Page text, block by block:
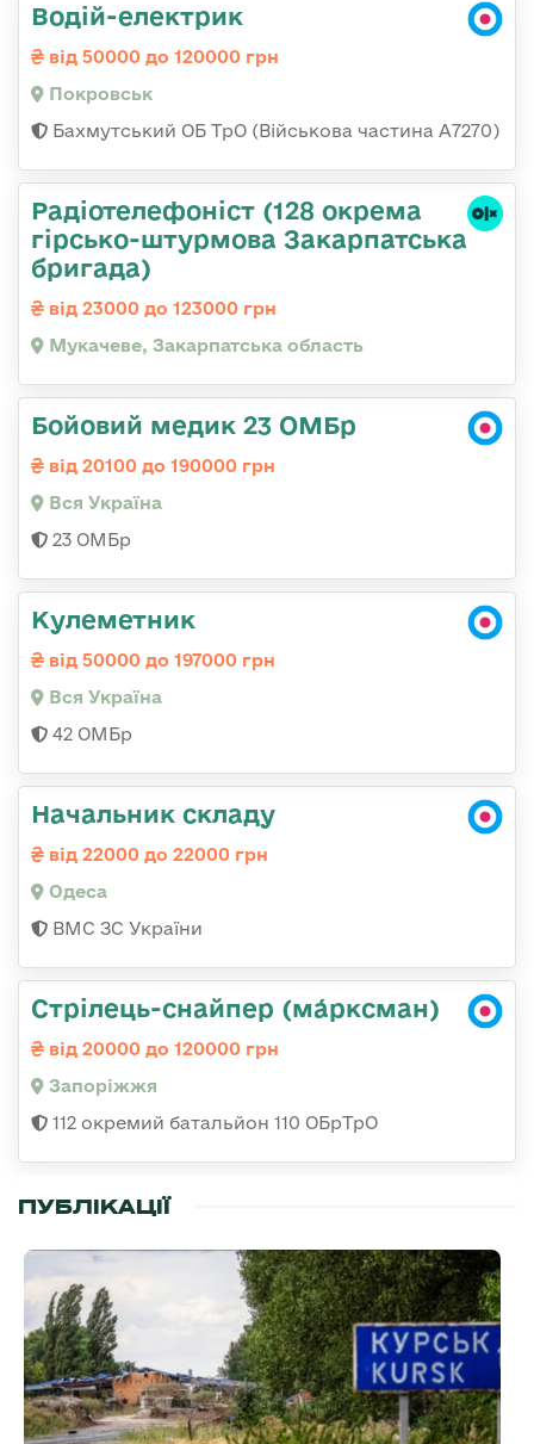
Водій-електрик
від 50000 до 120000 грн
Покровськ
Бахмутський ОБ ТрО (Військова частина А7270)
Радіотелефоніст (128 окрема
гірсько-штурмова Закарпатська
бригада)
від 23000 до 123000 грн
Мукачеве, Закарпатська область
Бойовий медик 23 ОМБр
від 20100 до 190000 грн
Вся Україна
23 ОМБр
Кулеметник
від 50000 до 197000 грн
Вся Україна
42 ОМБр
Начальник складу
від 22000 до 22000 грн
Одеса
ВМС ЗС України
Стрілець-снайпер (ма́рксман)
від 20000 до 120000 грн
Запоріжжя
112 окремий батальйон 110 ОБрТрО
ПУБЛІКАЦІЇ